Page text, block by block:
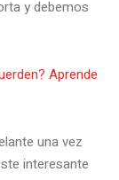
y debemos
Aprende
una vez
interesante